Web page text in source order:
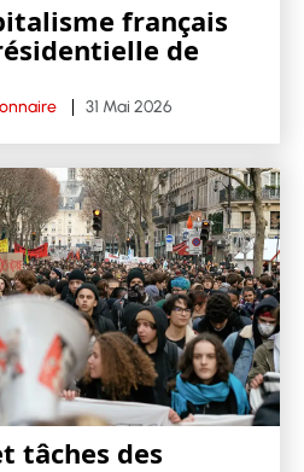
français
de
31 Mai 2026
tâches des